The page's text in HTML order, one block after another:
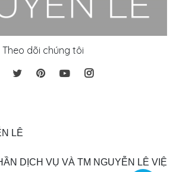
Theo dõi chúng tôi
LÊ
DỊCH VỤ VÀ TM NGUYỄN LÊ VIỆT